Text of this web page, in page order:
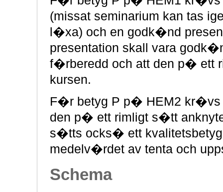
(missat seminarium kan tas
l�xa) och en godk�nd
presentation skall vara
f�rberedd och att den p� ett
kursen.
F�r betyg P p� HEM2
den p� ett rimligt s�tt
s�tts ocks� ett kvalitetsbetyg
medelv�rdet av tenta och
Schema